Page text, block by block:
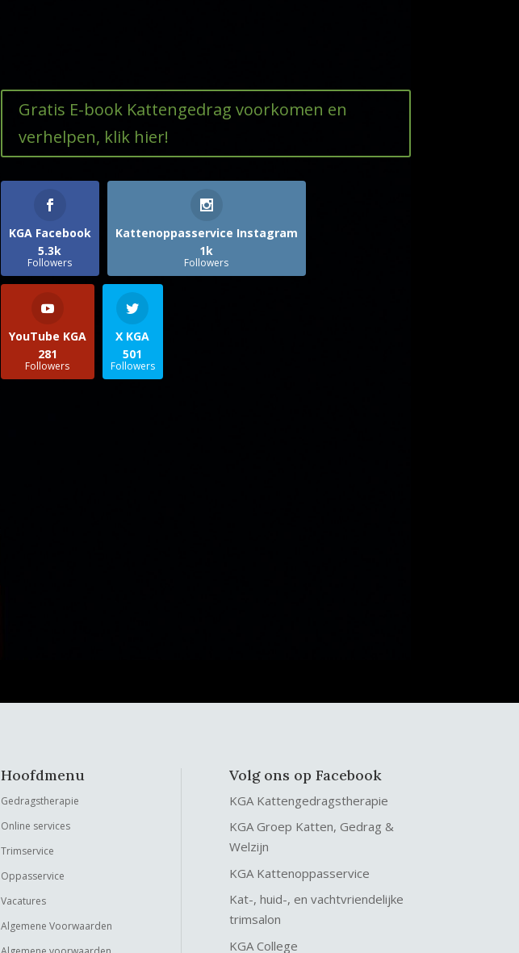
Gratis E-book Kattengedrag voorkomen en
verhelpen, klik hier!
KGA Facebook
5.3k
Followers
Kattenoppasservice Instagram
1k
Followers
YouTube KGA
281
Followers
X KGA
501
Followers
Hoofdmenu
Gedragstherapie
Online services
Trimservice
Oppasservice
Vacatures
Algemene Voorwaarden
Volg ons op Facebook
KGA Kattengedragstherapie
KGA Groep Katten, Gedrag &
Welzijn
KGA Kattenoppasservice
Kat-, huid-, en vachtvriendelijke
trimsalon
KGA College